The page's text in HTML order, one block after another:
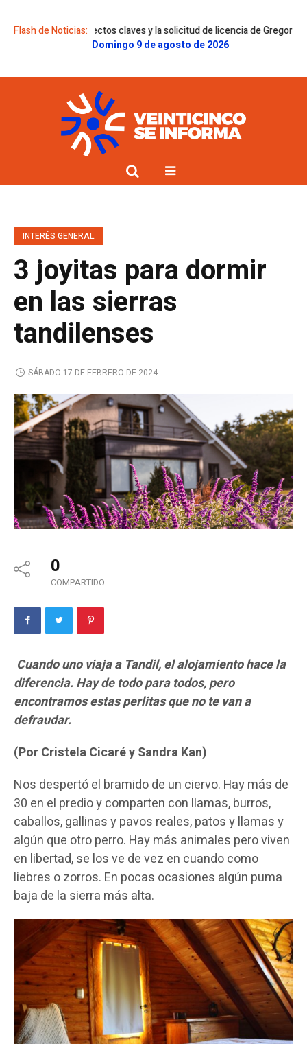
Flash de Noticias:
claves y la solicitud de licencia de Gregorini
Dolor en la
Domingo 9 de agosto de 2026
INTERÉS GENERAL
3 joyitas para dormir
en las sierras
tandilenses
SÁBADO 17 DE FEBRERO DE 2024
0
COMPARTIDO
Cuando uno viaja a Tandil, el alojamiento hace la
diferencia. Hay de todo para todos, pero
encontramos estas perlitas que no te van a
defraudar.
(Por Cristela Cicaré y Sandra Kan)
Nos despertó el bramido de un ciervo. Hay más de
30 en el predio y comparten con llamas, burros,
caballos, gallinas y pavos reales, patos y llamas y
algún que otro perro. Hay más animales pero viven
en libertad, se los ve de vez en cuando como
liebres o zorros. En pocas ocasiones algún puma
baja de la sierra más alta.